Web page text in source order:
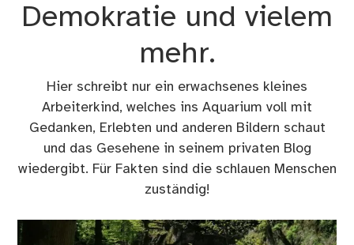
Demokratie und vielem
mehr.
Hier schreibt nur ein erwachsenes kleines
Arbeiterkind, welches ins Aquarium voll mit
Gedanken, Erlebten und anderen Bildern schaut
und das Gesehene in seinem privaten Blog
wiedergibt. Für Fakten sind die schlauen Menschen
zuständig!